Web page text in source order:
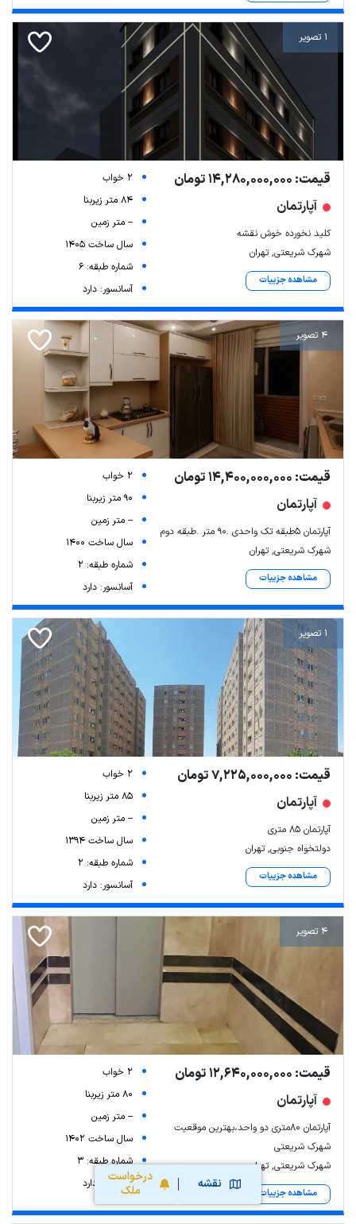
نقشه
درخواست
ملک
1 تصویر
قیمت: 14,280,000,000 تومان
آپارتمان
کلید نخورده خوش نقشه
شهرک شریعتی, تهران
مشاهده جزییات
2 خواب
84 متر زیربنا
-- متر زمین
سال ساخت 1405
شماره طبقه: 6
آسانسور: دارد
4 تصویر
قیمت: 14,400,000,000 تومان
آپارتمان
آپارتمان 5طبقه تک واحدی .90 متر .طبقه دوم
شهرک شریعتی, تهران
مشاهده جزییات
2 خواب
90 متر زیربنا
-- متر زمین
سال ساخت 1400
شماره طبقه: 2
آسانسور: دارد
1 تصویر
قیمت: 7,225,000,000 تومان
آپارتمان
آپارتمان ۸۵ متری
دولتخواه جنوبی, تهران
مشاهده جزییات
2 خواب
85 متر زیربنا
-- متر زمین
سال ساخت 1394
شماره طبقه: 2
آسانسور: دارد
4 تصویر
قیمت: 12,640,000,000 تومان
آپارتمان
آپارتمان 80متری دو واحد،بهترین موقعیت
شهرک شریعتی
شهرک شریعتی, تهران
مشاهده جزییات
2 خواب
80 متر زیربنا
-- متر زمین
سال ساخت 1402
شماره طبقه: 3
آسانسور: دارد